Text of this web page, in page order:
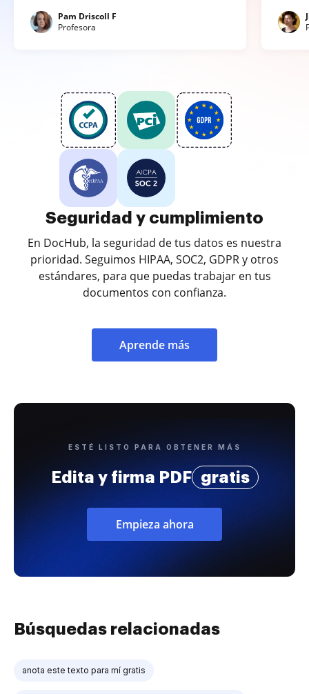
Pam Driscoll F
Profesora
Seguridad y cumplimiento
En DocHub, la seguridad de tus datos es nuestra
prioridad. Seguimos HIPAA, SOC2, GDPR y otros
estándares, para que puedas trabajar en tus
documentos con confianza.
Aprende más
ESTÉ LISTO PARA OBTENER MÁS
Edita y firma PDF gratis
Empieza ahora
Búsquedas relacionadas
anota este texto para mí gratis